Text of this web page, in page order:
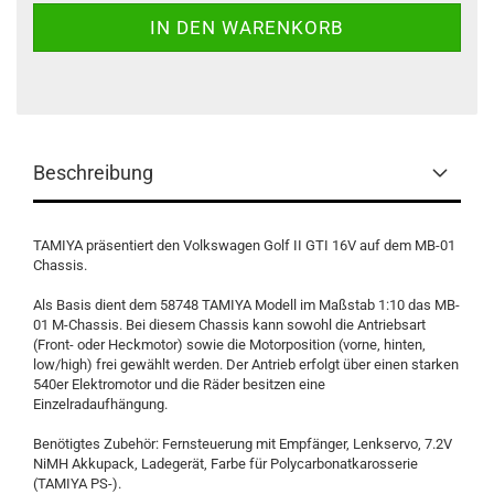
Beschreibung
TAMIYA präsentiert den Volkswagen Golf II GTI 16V auf dem MB-01
Chassis.
Als Basis dient dem 58748 TAMIYA Modell im Maßstab 1:10 das MB-
01 M-Chassis. Bei diesem Chassis kann sowohl die Antriebsart
(Front- oder Heckmotor) sowie die Motorposition (vorne, hinten,
low/high) frei gewählt werden. Der Antrieb erfolgt über einen starken
540er Elektromotor und die Räder besitzen eine
Einzelradaufhängung.
Benötigtes Zubehör: Fernsteuerung mit Empfänger, Lenkservo, 7.2V
NiMH Akkupack, Ladegerät, Farbe für Polycarbonatkarosserie
(TAMIYA PS-).